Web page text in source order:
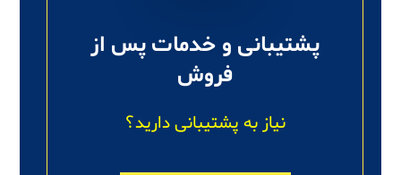
پشتیبانی و خدمات پس از
فروش
نیاز به پشتیبانی دارید؟